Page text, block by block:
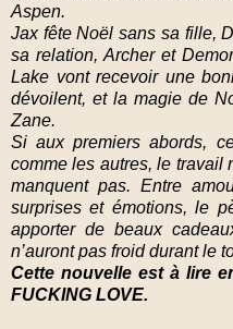
Aspen.
Jax fête Noël sans sa fille,
sa relation, Archer et
Lake vont recevoir une
dévoilent, et la magie de
Zane.
Si aux premiers abords,
comme les autres, le travail
manquent pas. Entre
surprises et émotions, le
apporter de beaux
n’auront pas froid durant le
Cette nouvelle est à lire
FUCKING LOVE.